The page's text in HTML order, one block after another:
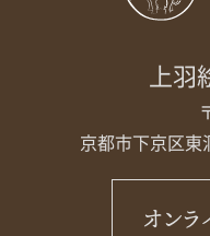
上
京都市下京区東
オンラ